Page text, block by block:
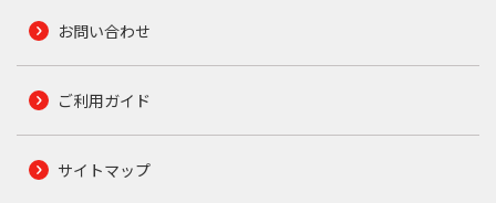
お問い合わせ
ご利用ガイド
サイトマップ